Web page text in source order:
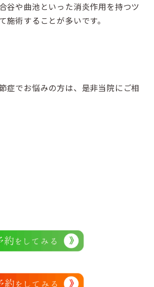
谷や曲池といった消炎作用を持つツ
施術することが多いです。
症でお悩みの方は、是非当院にご相